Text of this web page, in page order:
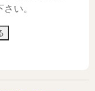
い。